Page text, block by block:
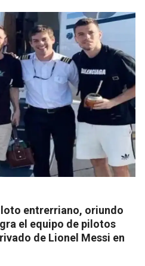
entrerriano, oriundo
el equipo de pilotos
de Lionel Messi en